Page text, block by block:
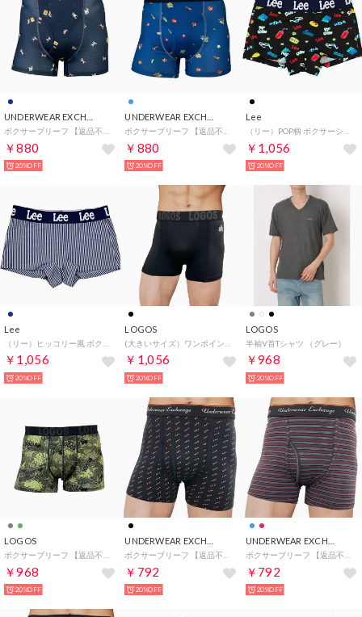
￥880
20%OFF
￥880
20%OFF
Lee
￥1,056
20%OFF
Lee
￥1,056
20%OFF
LOGOS
￥1,056
20%OFF
LOGOS
半袖V首Tシャツ （グレー）
￥968
20%OFF
LOGOS
￥968
20%OFF
￥792
20%OFF
￥792
20%OFF